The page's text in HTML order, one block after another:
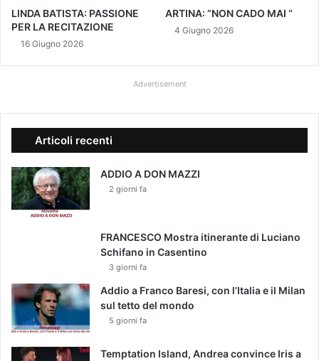
l
l
a
e
z
i
o
LINDA BATISTA: PASSIONE
PER LA RECITAZIONE
16 Giugno 2026
ARTINA: “NON CADO MAI “
4 Giugno 2026
Advertisement
Articoli recenti
ADDIO A DON MAZZI
2 giorni fa
FRANCESCO Mostra itinerante di Luciano
Schifano in Casentino
3 giorni fa
Addio a Franco Baresi, con l’Italia e il Milan
sul tetto del mondo
5 giorni fa
Temptation Island, Andrea convince Iris a